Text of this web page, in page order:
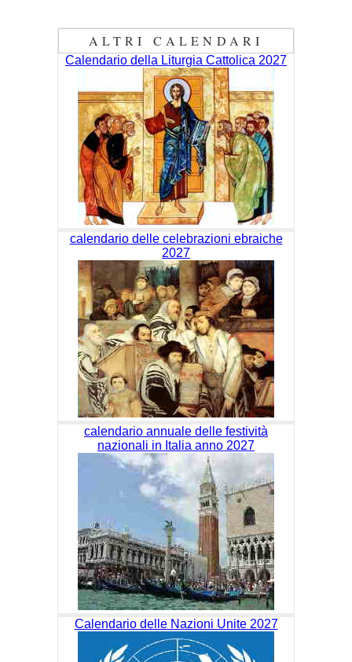
ALTRI CALENDARI
Calendario della Liturgia Cattolica 2027
calendario delle celebrazioni ebraiche
2027
calendario annuale delle festività
nazionali in Italia anno 2027
Calendario delle Nazioni Unite 2027